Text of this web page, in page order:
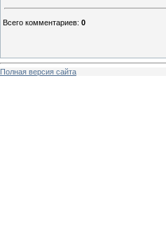
Всего комментариев: 0
Полная версия сайта